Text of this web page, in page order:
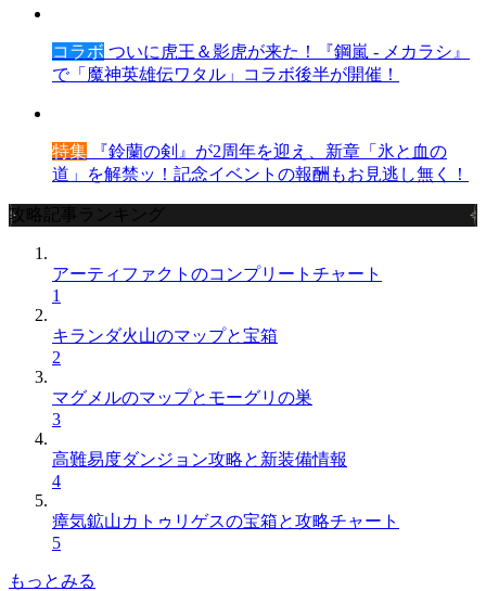
コラボ ついに虎王＆影虎が来た！『鋼嵐 - メカラシ』
で「魔神英雄伝ワタル」コラボ後半が開催！
特集 『鈴蘭の剣』が2周年を迎え、新章「氷と血の
道」を解禁ッ！記念イベントの報酬もお見逃し無く！
攻略記事ランキング
アーティファクトのコンプリートチャート
1
キランダ火山のマップと宝箱
2
マグメルのマップとモーグリの巣
3
高難易度ダンジョン攻略と新装備情報
4
瘴気鉱山カトゥリゲスの宝箱と攻略チャート
5
もっとみる